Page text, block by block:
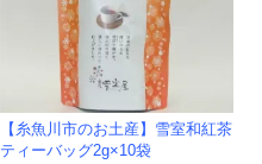
【糸魚川市のお土産】雪室和紅茶
ティーバッグ2g×10袋